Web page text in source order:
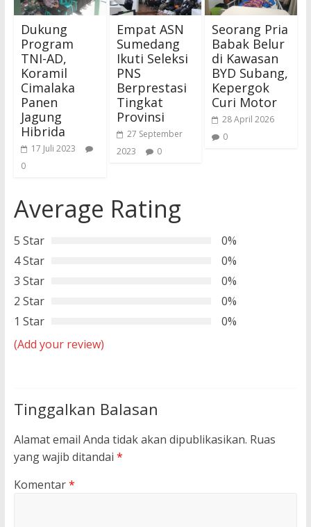
Dukung
Program
TNI-AD,
Koramil
Cimalaka
Panen
Jagung
Hibrida
17 Juli 2023
0
Empat ASN
Sumedang
Ikuti Seleksi
PNS
Berprestasi
Tingkat
Provinsi
27 September
2023
0
Seorang Pria
Babak Belur
di Kawasan
BYD Subang,
Kepergok
Curi Motor
28 April 2026
0
Average Rating
5 Star
0%
4 Star
0%
3 Star
0%
2 Star
0%
1 Star
0%
(Add your review)
Tinggalkan Balasan
Alamat email Anda tidak akan dipublikasikan. Ruas
yang wajib ditandai *
Komentar*